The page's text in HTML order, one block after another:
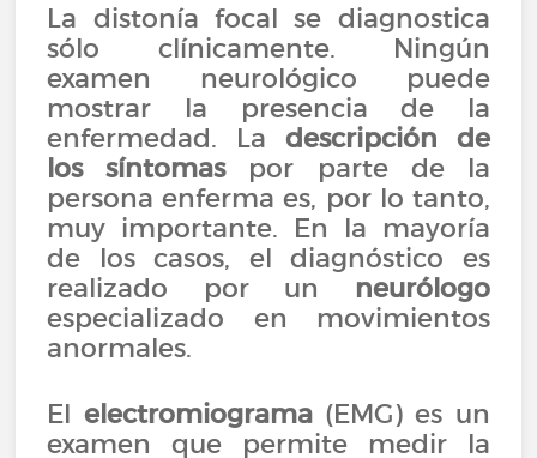
La distonía focal se diagnostica
sólo clínicamente. Ningún
examen neurológico puede
mostrar la presencia de la
enfermedad. La descripción de
los síntomaspor parte de la
persona enferma es, por lo tanto,
muy importante. En la mayoría
de los casos, el diagnóstico es
realizado por un neurólogo
especializado en movimientos
anormales.
El electromiograma(EMG) es un
examen que permite medir la